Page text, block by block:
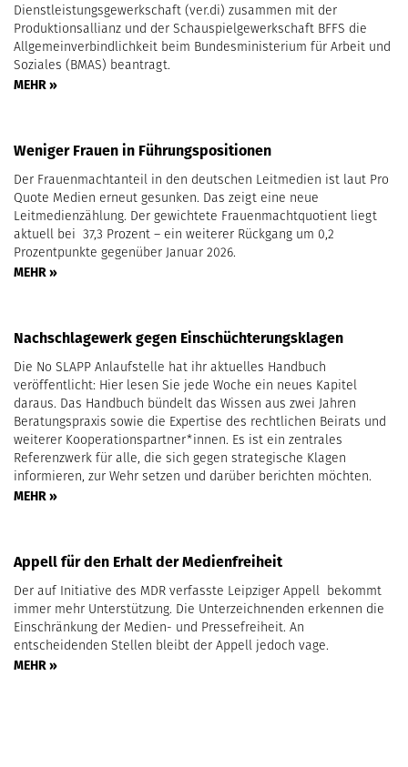
Dienstleistungsgewerkschaft (ver.di) zusammen mit der
Produktionsallianz und der Schauspielgewerkschaft BFFS die
Allgemeinverbindlichkeit beim Bundesministerium für Arbeit und
Soziales (BMAS) beantragt.
MEHR »
Weniger Frauen in Führungspositionen
Der Frauenmachtanteil in den deutschen Leitmedien ist laut Pro
Quote Medien erneut gesunken. Das zeigt eine neue
Leitmedienzählung. Der gewichtete Frauenmachtquotient liegt
aktuell bei 37,3 Prozent – ein weiterer Rückgang um 0,2
Prozentpunkte gegenüber Januar 2026.
MEHR »
Nachschlagewerk gegen Einschüchterungsklagen
Die No SLAPP Anlaufstelle hat ihr aktuelles Handbuch
veröffentlicht: Hier lesen Sie jede Woche ein neues Kapitel
daraus. Das Handbuch bündelt das Wissen aus zwei Jahren
Beratungspraxis sowie die Expertise des rechtlichen Beirats und
weiterer Kooperationspartner*innen. Es ist ein zentrales
Referenzwerk für alle, die sich gegen strategische Klagen
informieren, zur Wehr setzen und darüber berichten möchten.
MEHR »
Appell für den Erhalt der Medienfreiheit
Der auf Initiative des MDR verfasste Leipziger Appell bekommt
immer mehr Unterstützung. Die Unterzeichnenden erkennen die
Einschränkung der Medien- und Pressefreiheit. An
entscheidenden Stellen bleibt der Appell jedoch vage.
MEHR »